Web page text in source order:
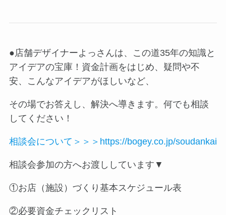
●店舗デザイナーよっさんは、この道35年の知識と
アイデアの宝庫！資金計画をはじめ、疑問や不
安、こんなアイデアがほしいなど、
その場でお答えし、解決へ導きます。何でも相談
してください！
相談会について＞＞＞https://bogey.co.jp/soudankai
相談会参加の方へお渡ししています▼
①お店（施設）づくり基本スケジュール表
②必要資金チェックリスト